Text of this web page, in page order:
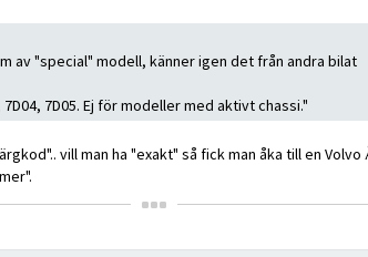
av "special" modell, känner igen det från andra bilat
7D05. Ej för modeller med aktivt chassi."
vill man ha "exakt" så fick man åka till en